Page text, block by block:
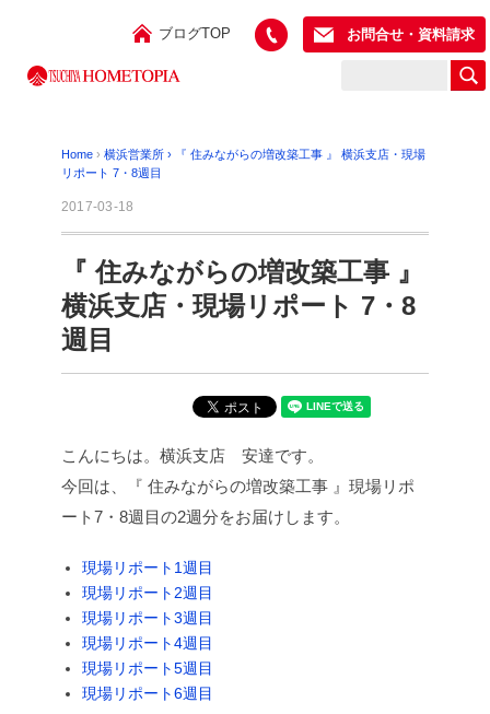
ブログTOP お問合せ・資料請求
Home › 横浜営業所 ›
『 住みながらの増改築工事 』 横浜支店・現場
リポート 7・8週目
2017-03-18
『 住みながらの増改築工事 』
横浜支店・現場リポート 7・8
週目
こんにちは。横浜支店 安達です。
今回は、『 住みながらの増改築工事 』現場リポ
ート7・8週目の2週分をお届けします。
現場リポート1週目
現場リポート2週目
現場リポート3週目
現場リポート4週目
現場リポート5週目
現場リポート6週目